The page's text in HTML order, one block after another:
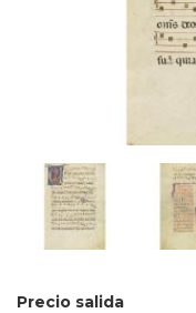
Precio salida